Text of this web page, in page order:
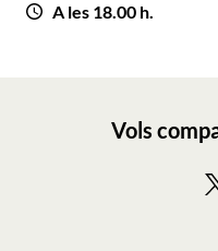
A les 18.00 h.
Vols